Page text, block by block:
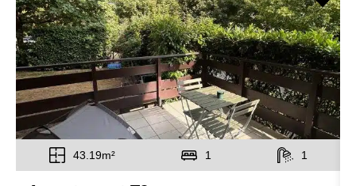
43.19m² 1 1